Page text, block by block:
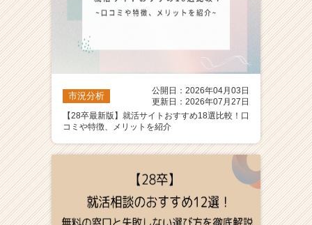
e
a
市況分析
公開日：2026年04月03日
更新日：2026年07月27日
【28卒最新版】就活サイトおすすめ18選比較！口
コミや特徴、メリットを紹介